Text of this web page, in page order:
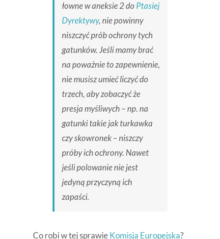
łowne w aneksie 2 do Ptasiej
Dyrektywy, nie powinny
niszczyć prób ochrony tych
gatunków. Jeśli mamy brać
na poważnie to zapewnienie,
nie musisz umieć liczyć do
trzech, aby zobaczyć że
presja myśliwych – np. na
gatunki takie jak turkawka
czy skowronek – niszczy
próby ich ochrony. Nawet
jeśli polowanie nie jest
jedyną przyczyną ich
zapaści.
Co robi w tej sprawieKomisja Europejska?